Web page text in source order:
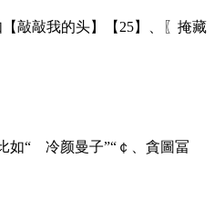
敲敲我的头】【25】、〖掩藏
如“ゝ冷颜曼子”“￠、貪圖冨